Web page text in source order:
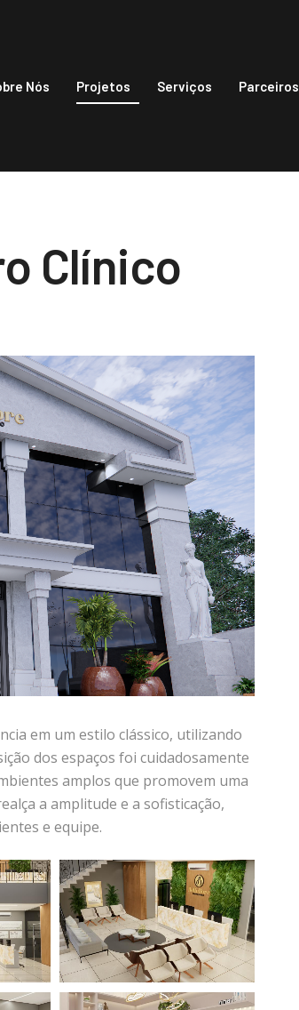
Nós Projetos Serviços Parceiros
Clínico
em um estilo clássico, utilizando
dos espaços foi cuidadosamente
amplos que promovem uma
a amplitude e a sofisticação,
e equipe.